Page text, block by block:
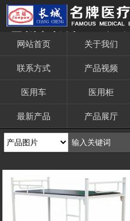
霸州市长城医用设
网站首页 关于我们
联系方式 产品视频
医用车 医用柜
最新产品 产品展厅